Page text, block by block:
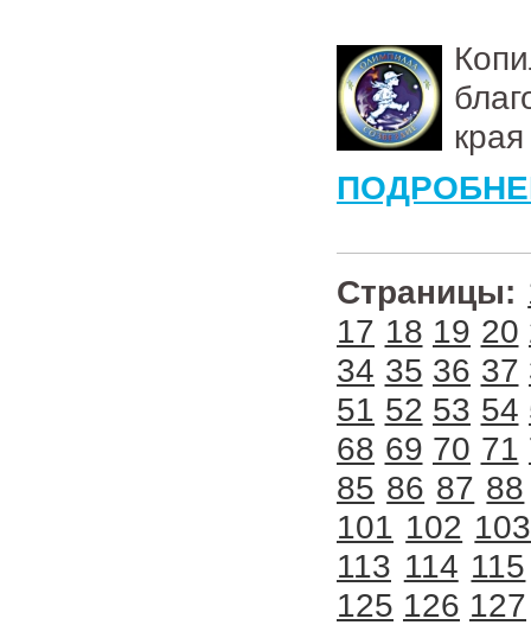
края
Страницы:
17 18 19 20
34 35 36 37
51 52 53 54
68 69 70 71
85 86 87 88
101 102 103
113 114 115
125 126 127